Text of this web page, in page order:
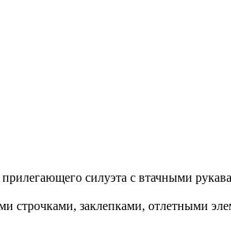
силуэта с втачными
строчками, заклепками, отлетными